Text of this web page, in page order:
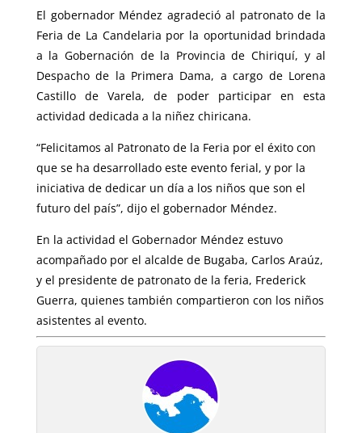
El gobernador Méndez agradeció al patronato de la
Feria de La Candelaria por la oportunidad brindada
a la Gobernación de la Provincia de Chiriquí, y al
Despacho de la Primera Dama, a cargo de Lorena
Castillo de Varela, de poder participar en esta
actividad dedicada a la niñez chiricana.
“Felicitamos al Patronato de la Feria por el éxito con
que se ha desarrollado este evento ferial, y por la
iniciativa de dedicar un día a los niños que son el
futuro del país”, dijo el gobernador Méndez.
En la actividad el Gobernador Méndez estuvo
acompañado por el alcalde de Bugaba, Carlos Araúz,
y el presidente de patronato de la feria, Frederick
Guerra, quienes también compartieron con los niños
asistentes al evento.